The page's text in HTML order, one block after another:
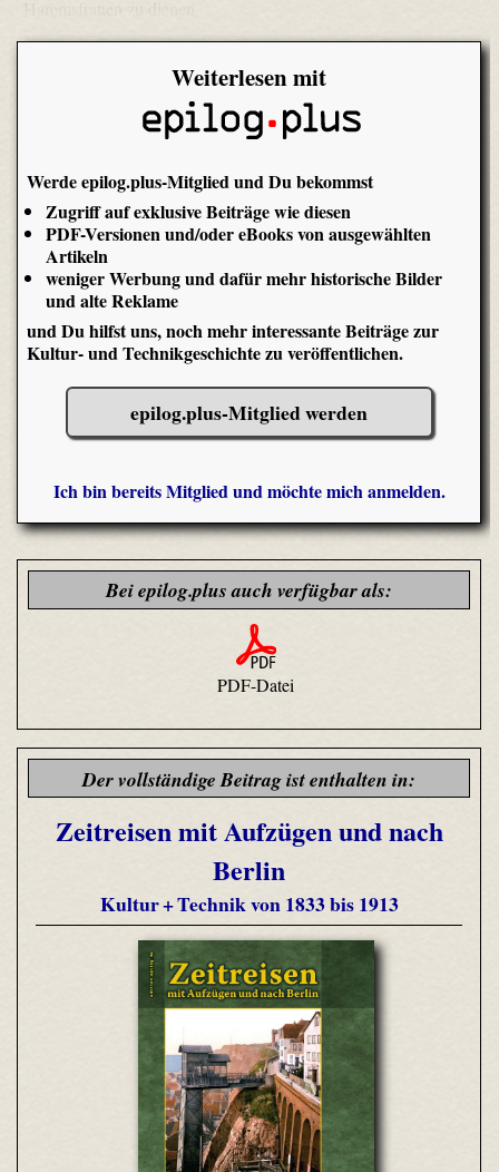
Weiterlesen mit
Werde epilog.plus-Mitglied und Du bekommst
Zugriff auf exklusive Beiträge wie diesen
PDF-Versionen und/oder eBooks von ausgewählten
Artikeln
weniger Werbung und dafür mehr historische Bilder
und alte Reklame
und Du hilfst uns, noch mehr interessante Beiträge zur
Kultur- und Technikgeschichte zu veröffentlichen.
epilog.plus-Mitglied werden
Ich bin bereits Mitglied und möchte mich anmelden.
Bei epilog.plus auch verfügbar als:
PDF-Datei
Der vollständige Beitrag ist enthalten in:
Zeitreisen mit Aufzügen und nach
Berlin
Kultur + Technik von 1833 bis 1913